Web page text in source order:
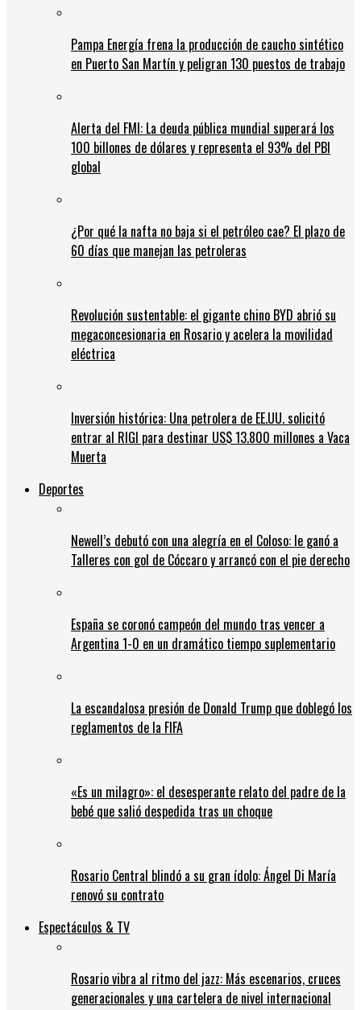
Pampa Energía frena la producción de caucho sintético
en Puerto San Martín y peligran 130 puestos de trabajo
Alerta del FMI: La deuda pública mundial superará los
100 billones de dólares y representa el 93% del PBI
global
¿Por qué la nafta no baja si el petróleo cae? El plazo de
60 días que manejan las petroleras
Revolución sustentable: el gigante chino BYD abrió su
megaconcesionaria en Rosario y acelera la movilidad
eléctrica
Inversión histórica: Una petrolera de EE.UU. solicitó
entrar al RIGI para destinar US$ 13.800 millones a Vaca
Muerta
Deportes
Newell’s debutó con una alegría en el Coloso: le ganó a
Talleres con gol de Cóccaro y arrancó con el pie derecho
España se coronó campeón del mundo tras vencer a
Argentina 1-0 en un dramático tiempo suplementario
La escandalosa presión de Donald Trump que doblegó los
reglamentos de la FIFA
«Es un milagro»: el desesperante relato del padre de la
bebé que salió despedida tras un choque
Rosario Central blindó a su gran ídolo: Ángel Di María
renovó su contrato
Espectáculos & TV
Rosario vibra al ritmo del jazz: Más escenarios, cruces
generacionales y una cartelera de nivel internacional